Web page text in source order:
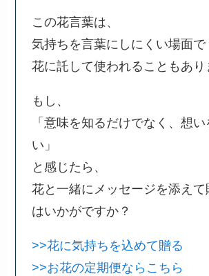
この花言葉は、
気持ちを言葉にしにくい場面で
花に託して使われることもあり
もし、
「意味を知るだけでなく、想
い」
と感じたら、
花と一緒にメッセージを添えて
はいかがですか？
>>花に気持ちを込めて贈る
>>お花の定期便ならこちら